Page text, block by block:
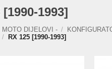
[1990-1993]
MOTO DIJELOVI - /
/ RX 125 [1990-1993]